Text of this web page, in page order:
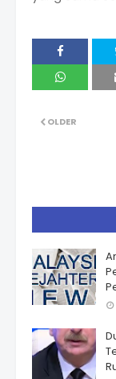
OLDER